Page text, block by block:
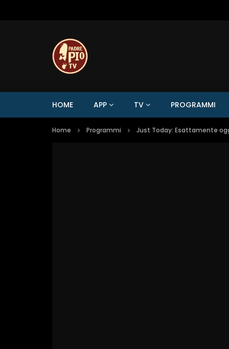
HOME APP TV PROGRAMMI
Home Programmi Just Today: Esattamente